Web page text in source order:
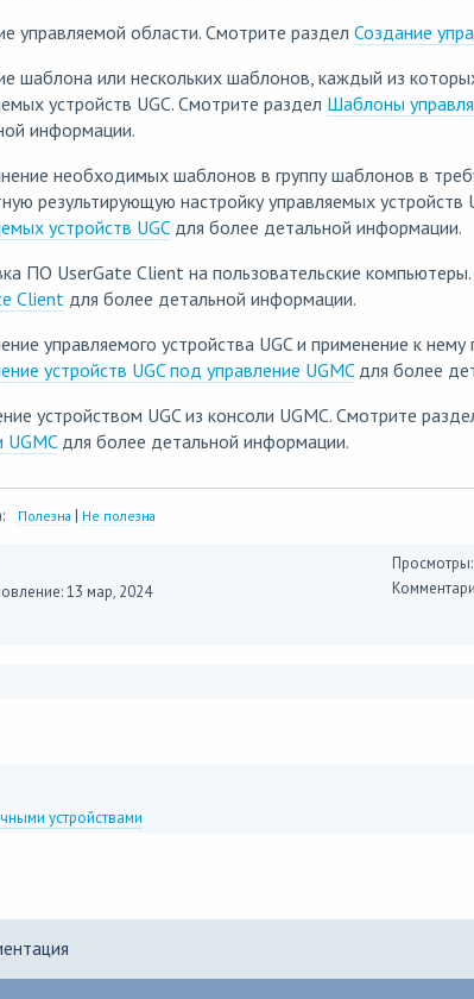
управляемой области. Смотрите раздел Создание
шаблона или нескольких шаблонов, каждый из
устройств UGC. Смотрите раздел Шаблоны
информации.
необходимых шаблонов в группу шаблонов в
результирующую настройку управляемых устройств
устройств UGCдля более детальной информации.
ПО UserGate Client на пользовательские
Clientдля более детальной информации.
управляемого устройства UGC и применение к
устройств UGC под управление UGMCдля более
устройством UGC из консоли UGMC. Смотрите
UGMCдля более детальной информации.
Полезна | Не полезна
13 мар, 2024
устройствами